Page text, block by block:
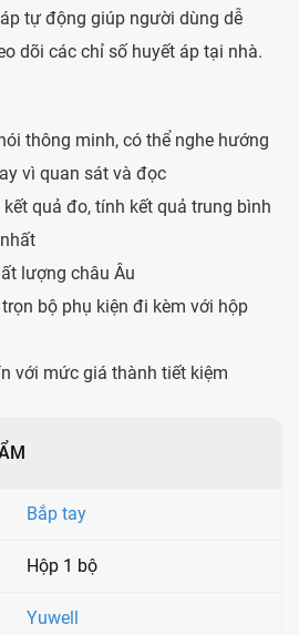
tự động giúp người dùng dễ
dõi các chỉ số huyết áp tại nhà.
thông minh, có thể nghe hướng
vì quan sát và đọc
quả đo, tính kết quả trung bình
lượng châu Âu
bộ phụ kiện đi kèm với hộp
với mức giá thành tiết kiệm
Bắp tay
Hộp 1 bộ
Yuwell